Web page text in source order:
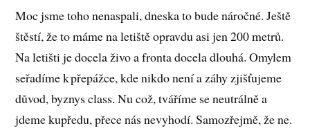
Moc jsme toho nenaspali, dneska to bude náročné. Ještě
štěstí, že to máme na letiště opravdu asi jen 200 metrů.
Na letišti je docela živo a fronta docela dlouhá. Omylem
seřadíme k přepážce, kde nikdo není a záhy zjišťujeme
důvod, byznys class. Nu což, tváříme se neutrálně a
jdeme kupředu, přece nás nevyhodí. Samozřejmě, že ne.